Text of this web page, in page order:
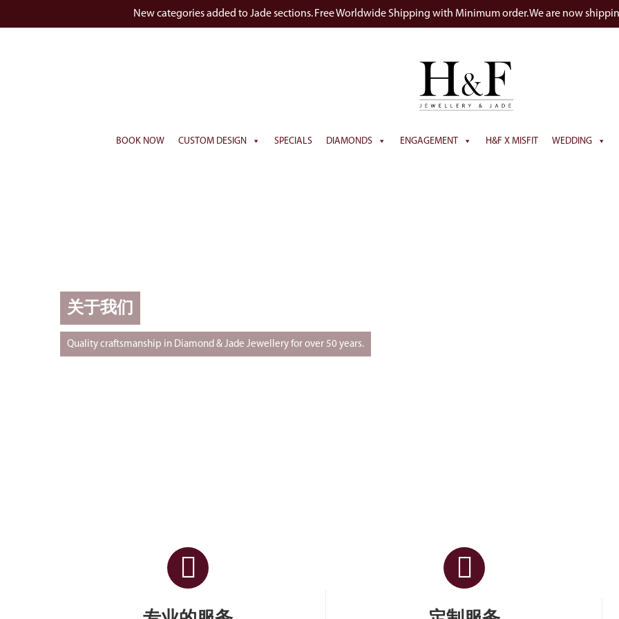
New categories added to Jade sections. Free Worldwide Shipping with Minimum order. We are now
BOOK NOW CUSTOM DESIGN SPECIALS DIAMONDS ENGAGEMENT H&F X MISFIT WEDDING
关于我们
Quality craftsmanship in Diamond & Jade Jewellery for over 50 years.